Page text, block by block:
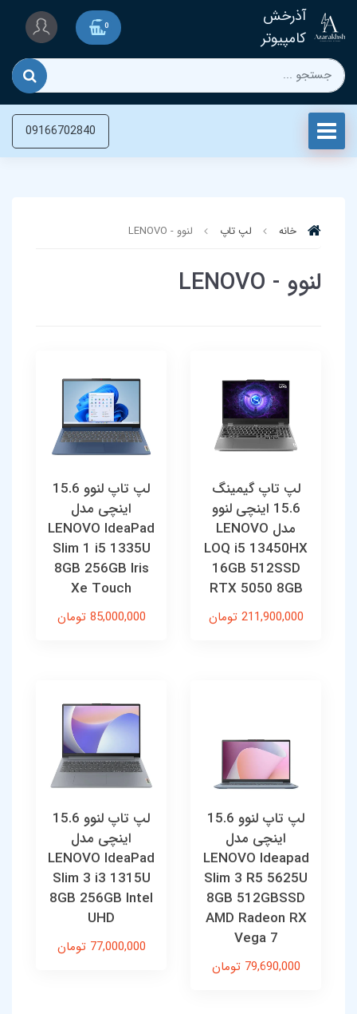
آذرخش
کامپیوتر
0
09166702840
خانه لپ تاپ‌ لنوو - LENOVO
لنوو - LENOVO
لپ تاپ گیمینگ
15.6 اینچی لنوو
مدل LENOVO
LOQ i5 13450HX
16GB 512SSD
RTX 5050 8GB
211,900,000 تومان
لپ تاپ لنوو 15.6
اینچی مدل
LENOVO IdeaPad
Slim 1 i5 1335U
8GB 256GB Iris
Xe Touch
85,000,000 تومان
لپ تاپ لنوو 15.6
اینچی مدل
LENOVO Ideapad
Slim 3 R5 5625U
8GB 512GBSSD
AMD Radeon RX
Vega 7
79,690,000 تومان
لپ تاپ لنوو 15.6
اینچی مدل
LENOVO IdeaPad
Slim 3 i3 1315U
8GB 256GB Intel
UHD
77,000,000 تومان